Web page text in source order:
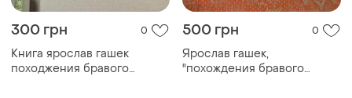
300 грн 0
Книга ярослав гашек
походжения бравого
500 грн 0
Ярослав гашек,
"похождения бравого